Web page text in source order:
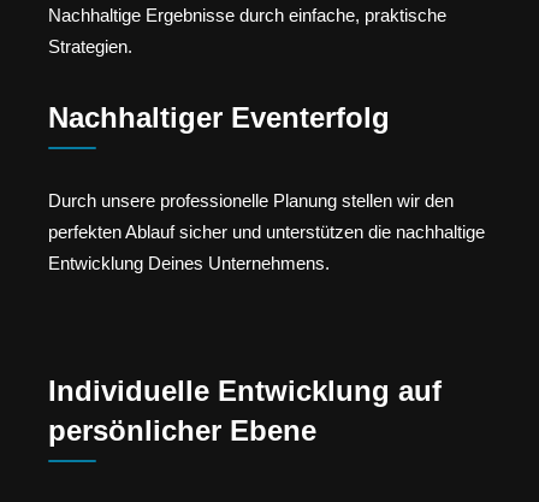
Nachhaltige Ergebnisse durch einfache, praktische
Strategien.
Nachhaltiger Eventerfolg
Durch unsere professionelle Planung stellen wir den
perfekten Ablauf sicher und unterstützen die nachhaltige
Entwicklung Deines Unternehmens.
Individuelle Entwicklung auf
persönlicher Ebene